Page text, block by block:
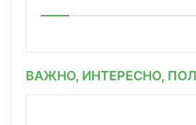
ВАЖНО, ИНТЕРЕСНО,